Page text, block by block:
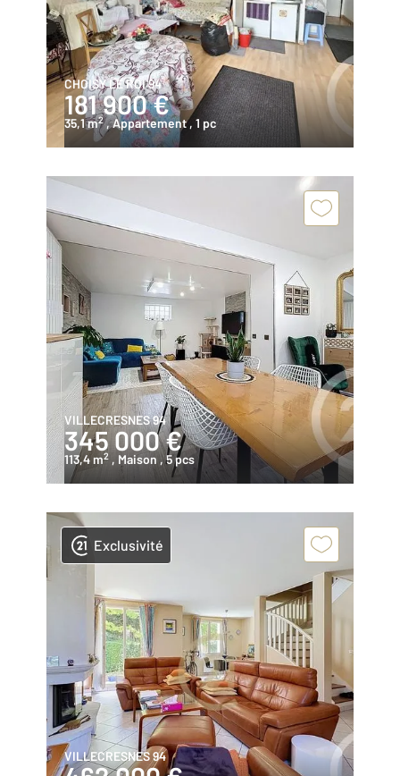
CHOISY LE ROI 94
181 900 €
35,1 m2 , Appartement, 1 pc
VILLECRESNES 94
345 000 €
113,4 m2 , Maison , 5 pcs
Exclusivité
VILLECRESNES 94